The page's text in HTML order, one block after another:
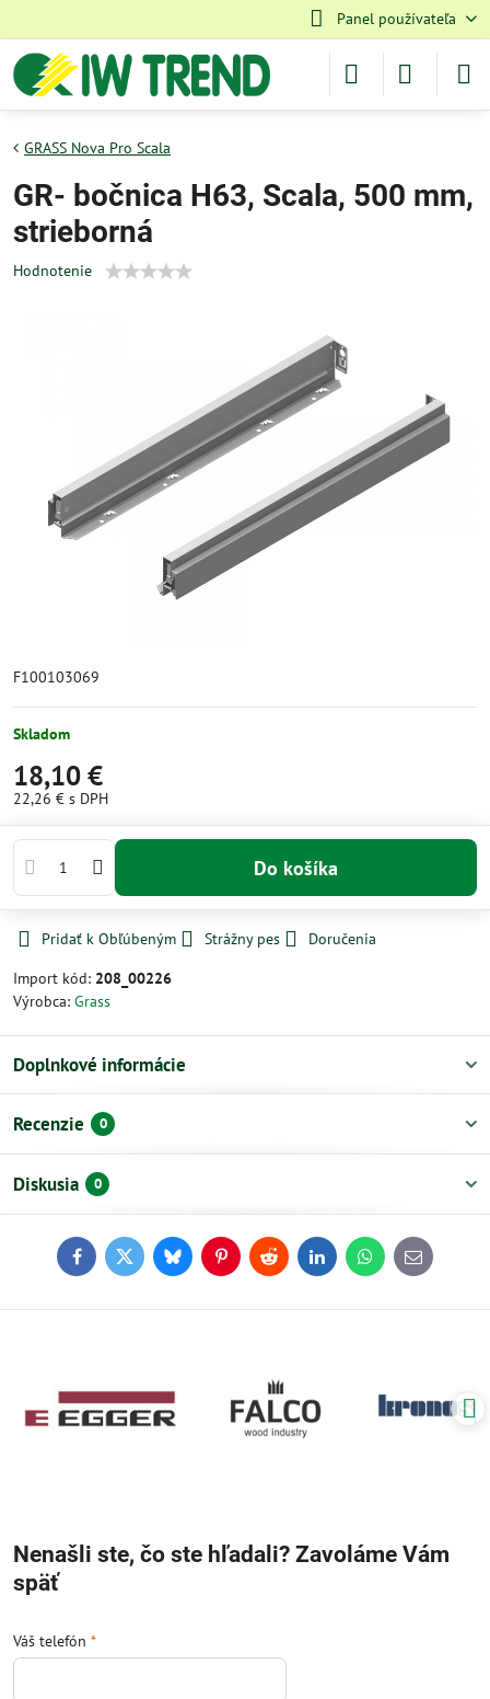
Panel používateľa
GRASS Nova Pro Scala
GR- bočnica H63, Scala, 500 mm,
strieborná
Hodnotenie
F100103069
Skladom
18,10 €
22,26 € s DPH
Do košíka
Pridať k Obľúbeným Strážny pes
Doručenia
Import kód: 208_00226
Výrobca: Grass
Doplnkové informácie
Recenzie 0
Diskusia 0
FacebookTwitterBlueskyPinterestReddit LinkedInWhatsApp
E-
mail
Nenašli ste, čo ste hľadali? Zavoláme Vám
späť
Váš telefón *